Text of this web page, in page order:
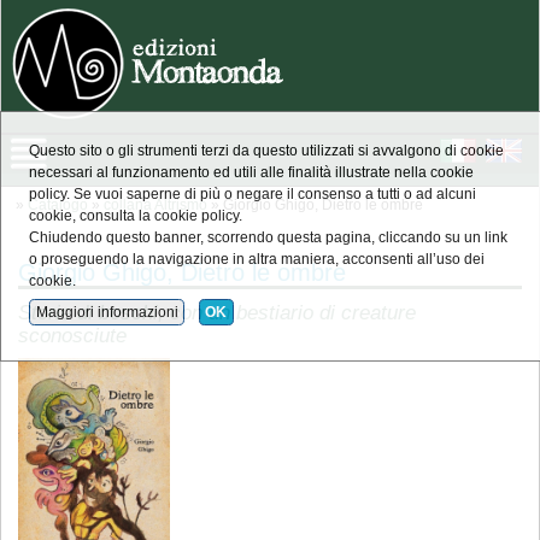
» Catalogo » collana Altrismo » Giorgio Ghigo, Dietro le ombre
Giorgio Ghigo, Dietro le ombre
Storie di boschi, con un bestiario di creature
Questo sito o gli strumenti terzi da questo utilizzati si avvalgono di cookie
necessari al funzionamento ed utili alle finalità illustrate nella cookie
policy. Se vuoi saperne di più o negare il consenso a tutti o ad alcuni
cookie, consulta la cookie policy.
Chiudendo questo banner, scorrendo questa pagina, cliccando su un link
o proseguendo la navigazione in altra maniera, acconsenti all’uso dei
cookie.
Maggiori informazioni OK